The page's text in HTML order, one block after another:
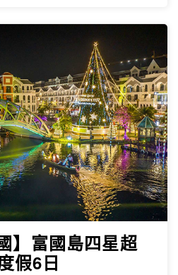
】富國島四星超
假6日